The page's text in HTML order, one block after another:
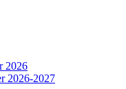
2026
2026-2027